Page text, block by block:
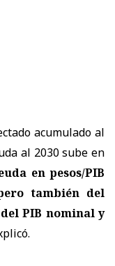
acumulado al
al 2030 sube en
en pesos/PIB
también del
PIB nominal y